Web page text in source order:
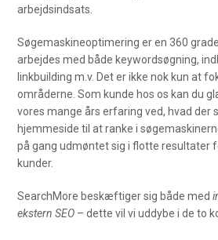
arbejdsindsats.
Søgemaskineoptimering er en 360
arbejdes med både keywordsøgning,
linkbuilding m.v. Det er ikke nok kun at
områderne. Som kunde hos os kan du
vores mange års erfaring ved, hvad der
hjemmeside til at ranke i
på gang udmøntet sig i flotte resultater
kunder.
SearchMore beskæftiger sig både med
ekstern SEO – dette vil vi uddybe i de to